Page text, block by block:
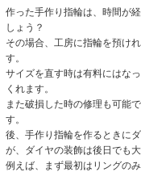
作った手作り指輪は、時間が
しょう？
その場合、工房に指輪を預け
す。
サイズを直す時は有料にはな
くれます。
また破損した時の修理も可能
す。
後、手作り指輪を作るときに
が、ダイヤの装飾は後日でも大
例えば、まず最初はリングの